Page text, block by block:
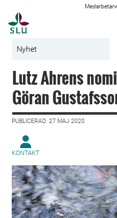
Nyhet
Lutz Ahrens
Göran
PUBLICERAD: 27 MAJ 2020
KONTAKT